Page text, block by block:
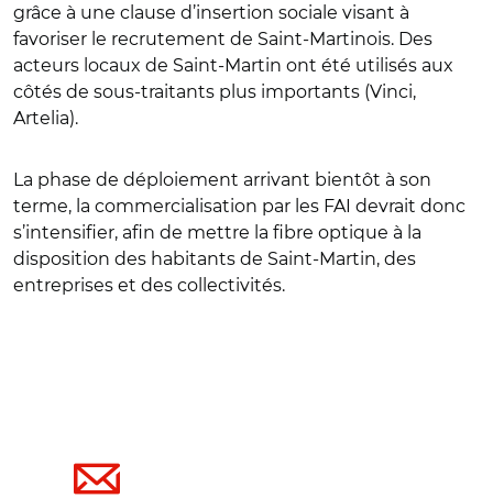
grâce à une clause d’insertion sociale visant à
favoriser le recrutement de Saint-Martinois. Des
acteurs locaux de Saint-Martin ont été utilisés aux
côtés de sous-traitants plus importants (Vinci,
Artelia).
La phase de déploiement arrivant bientôt à son
terme, la commercialisation par les FAI devrait donc
s’intensifier, afin de mettre la fibre optique à la
disposition des habitants de Saint-Martin, des
entreprises et des collectivités.